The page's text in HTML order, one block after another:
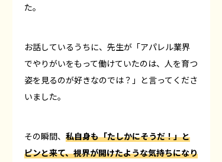
た。
お話しているうちに、先生が「アパレル業界
でやりがいをもって働けていたのは、人を育つ
姿を見るのが好きなのでは？」と言ってくださ
いました。
その瞬間、 私自身も「たしかにそうだ！」と
ピンと来て、視界が開けたような気持ちになり